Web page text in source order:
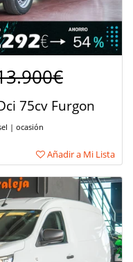
75cv Furgon
| ocasión
Añadir a Mi Lista